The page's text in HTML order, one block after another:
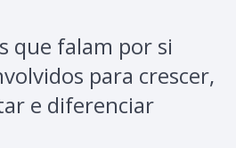
que falam por si
para crescer,
e diferenciar